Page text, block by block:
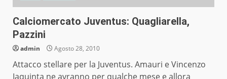
Calciomercato Juventus: Quagliarella,
Pazzini
admin Agosto 28, 2010
Attacco stellare per la Juventus. Amauri e Vincenzo
Iaquinta ne avranno per qualche mese e allora